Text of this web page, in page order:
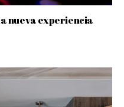
nueva experiencia